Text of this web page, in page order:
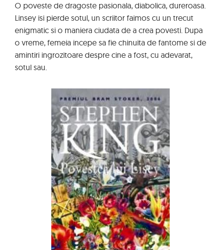
O poveste de dragoste pasionala, diabolica, dureroasa.
Linsey isi pierde sotul, un scriitor faimos cu un trecut
enigmatic si o maniera ciudata de a crea povesti. Dupa
o vreme, femeia incepe sa fie chinuita de fantome si de
amintiri ingrozitoare despre cine a fost, cu adevarat,
sotul sau.